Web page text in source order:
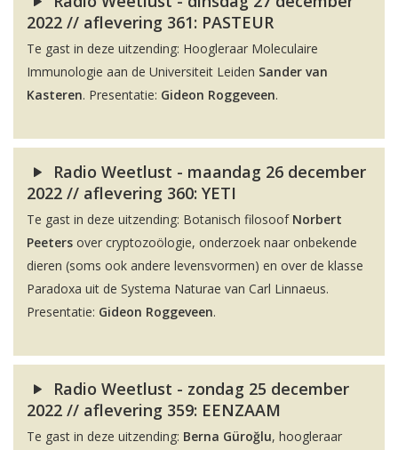
2022 // aflevering 361: PASTEUR
Te gast in deze uitzending: Hoogleraar Moleculaire
Immunologie aan de Universiteit Leiden Sander van
Kasteren. Presentatie: Gideon Roggeveen.
Radio Weetlust - maandag 26 december
2022 // aflevering 360: YETI
Te gast in deze uitzending: Botanisch filosoof Norbert
Peeters over cryptozoölogie, onderzoek naar onbekende
dieren (soms ook andere levensvormen) en over de klasse
Paradoxa uit de Systema Naturae van Carl Linnaeus.
Presentatie: Gideon Roggeveen.
Radio Weetlust - zondag 25 december
2022 // aflevering 359: EENZAAM
Te gast in deze uitzending: Berna Güroğlu, hoogleraar